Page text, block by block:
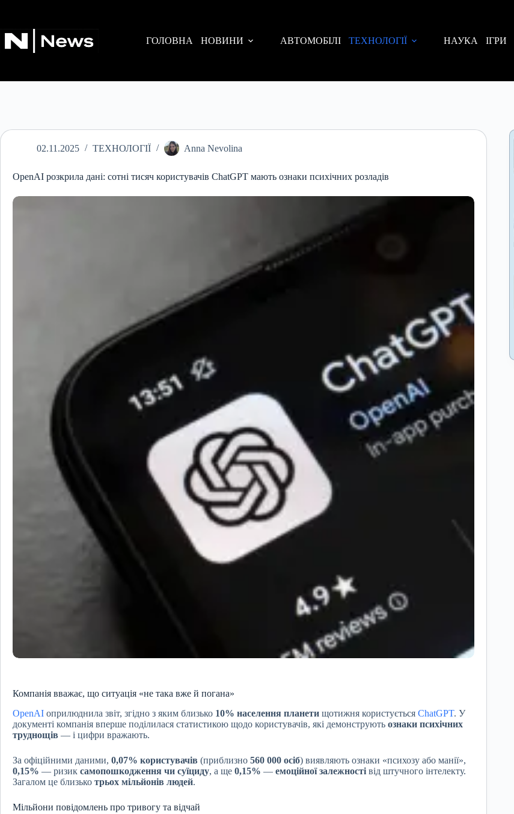
ГОЛОВНА
НОВИНИ АВТОМОБІЛІ ТЕХНОЛОГІЇ НАУКА ІГРИ
02.11.2025 ТЕХНОЛОГІЇ Anna Nevolina
OpenAI розкрила дані: сотні тисяч користувачів ChatGPT мають ознаки психічних розладів
Компанія вважає, що ситуація «не така вже й погана»
OpenAI оприлюднила звіт, згідно з яким близько 10% населення планети щотижня користується ChatGPT. У
документі компанія вперше поділилася статистикою щодо користувачів, які демонструють ознаки психічних
труднощів — і цифри вражають.
За офіційними даними, 0,07% користувачів (приблизно 560 000 осіб) виявляють ознаки «психозу або манії»,
0,15% — ризик самопошкодження чи суїциду, а ще 0,15% — емоційної залежності від штучного інтелекту.
Загалом це близько трьох мільйонів людей.
Мільйони повідомлень про тривогу та відчай